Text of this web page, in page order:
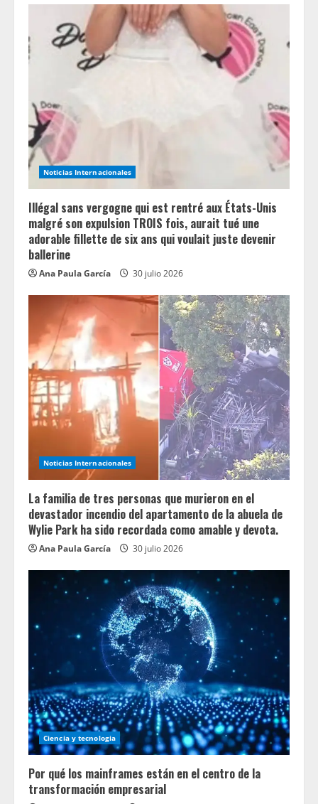
Noticias Internacionales
Illégal sans vergogne qui est rentré aux États-Unis
malgré son expulsion TROIS fois, aurait tué une
adorable fillette de six ans qui voulait juste devenir
ballerine
Ana Paula García 30 julio 2026
Noticias Internacionales
La familia de tres personas que murieron en el
devastador incendio del apartamento de la abuela de
Wylie Park ha sido recordada como amable y devota.
Ana Paula García 30 julio 2026
Ciencia y tecnologia
Por qué los mainframes están en el centro de la
transformación empresarial